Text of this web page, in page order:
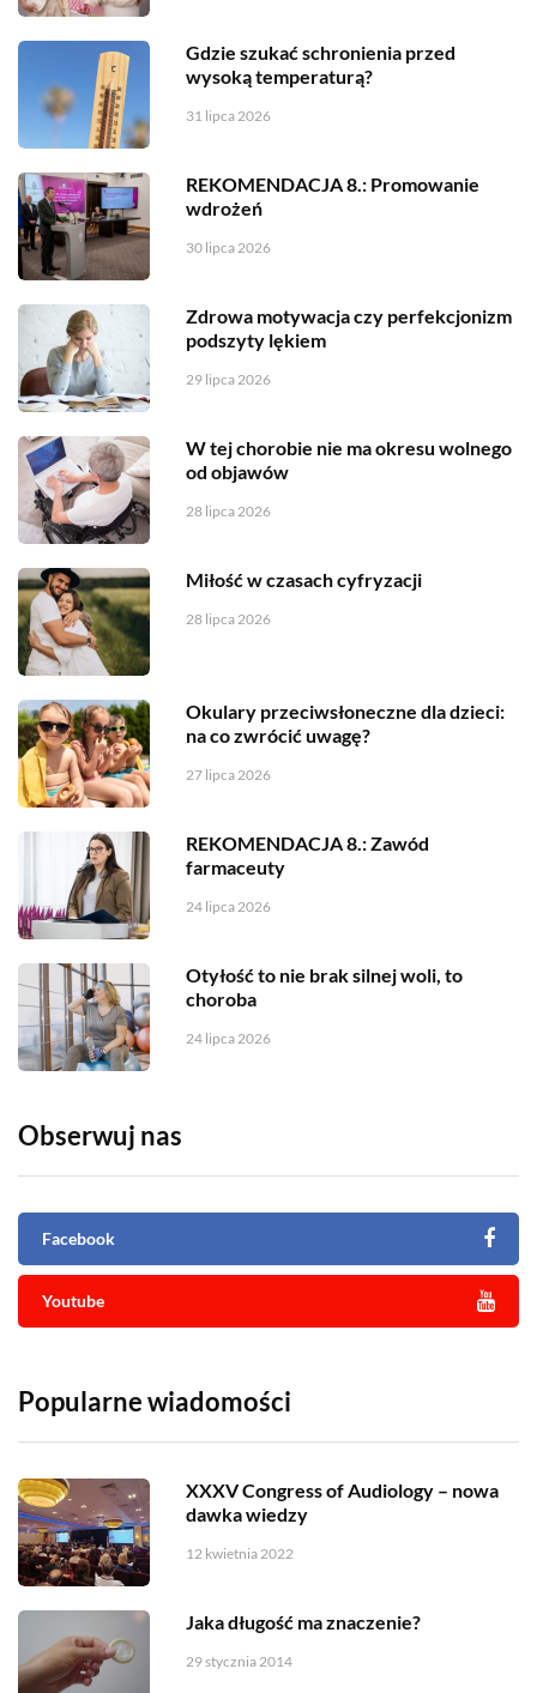
Gdzie szukać schronienia przed
wysoką temperaturą?
31 lipca 2026
REKOMENDACJA 8.: Promowanie
wdrożeń
30 lipca 2026
Zdrowa motywacja czy perfekcjonizm
podszyty lękiem
29 lipca 2026
W tej chorobie nie ma okresu wolnego
od objawów
28 lipca 2026
Miłość w czasach cyfryzacji
28 lipca 2026
Okulary przeciwsłoneczne dla dzieci:
na co zwrócić uwagę?
27 lipca 2026
REKOMENDACJA 8.: Zawód
farmaceuty
24 lipca 2026
Otyłość to nie brak silnej woli, to
choroba
24 lipca 2026
Obserwuj nas
Facebook
Youtube
Popularne wiadomości
XXXV Congress of Audiology – nowa
dawka wiedzy
12 kwietnia 2022
Jaka długość ma znaczenie?
29 stycznia 2014